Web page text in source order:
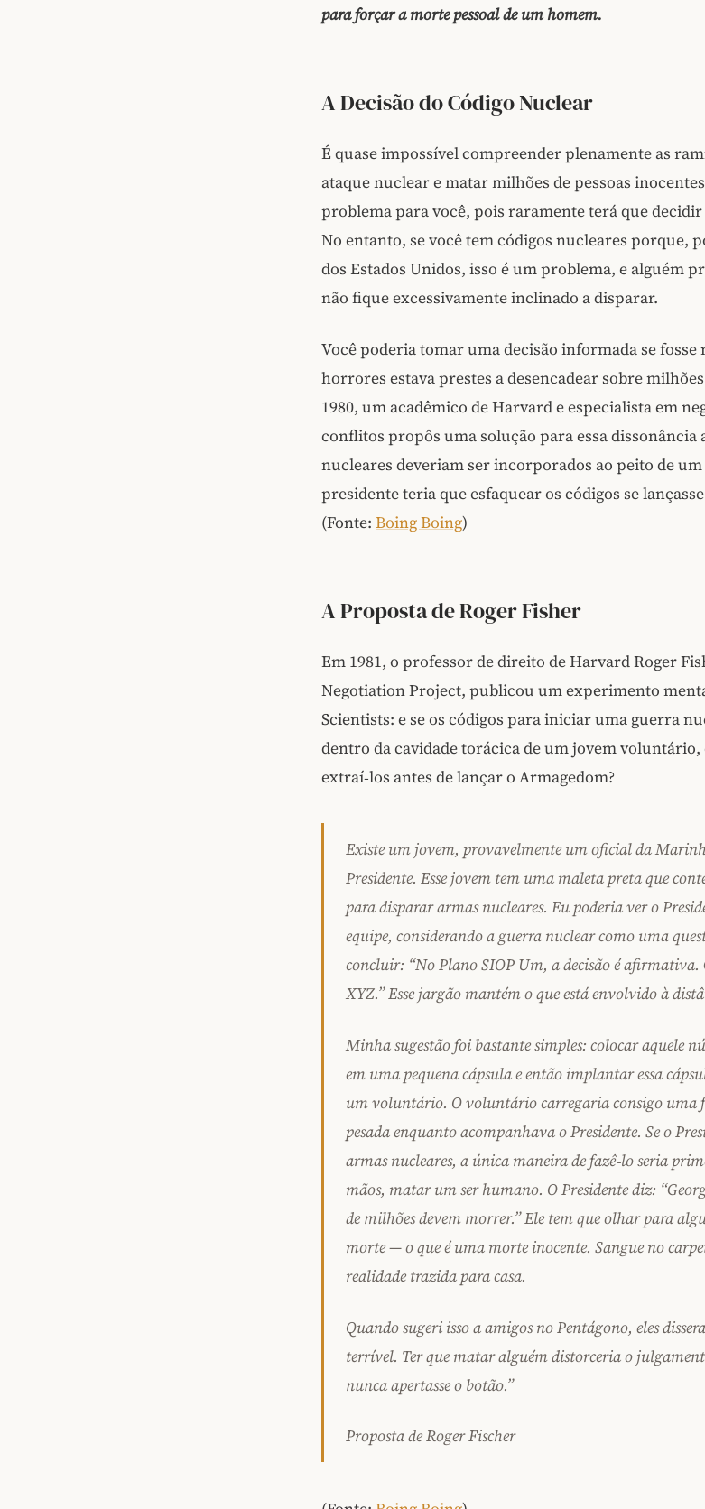
para forçar a morte pessoal de um homem.
A Decisão do Código Nuclear
É quase impossível compreender plenamente as
ataque nuclear e matar milhões de pessoas
problema para você, pois raramente terá que decidir
No entanto, se você tem códigos nucleares porque,
dos Estados Unidos, isso é um problema, e alguém
não fique excessivamente inclinado a disparar.
Você poderia tomar uma decisão informada se fosse
horrores estava prestes a desencadear sobre
1980, um acadêmico de Harvard e especialista em
conflitos propôs uma solução para essa dissonância
nucleares deveriam ser incorporados ao peito de
presidente teria que esfaquear os códigos se
(Fonte: Boing Boing)
A Proposta de Roger Fisher
Em 1981, o professor de direito de Harvard Roger
Negotiation Project, publicou um experimento
Scientists: e se os códigos para iniciar uma guerra
dentro da cavidade torácica de um jovem voluntário,
extraí‑los antes de lançar o Armagedom?
Existe um jovem, provavelmente um oficial da
Presidente. Esse jovem tem uma maleta preta que
para disparar armas nucleares. Eu poderia ver o
equipe, considerando a guerra nuclear como uma
concluir: “No Plano SIOP Um, a decisão é
XYZ.” Esse jargão mantém o que está envolvido à
Minha sugestão foi bastante simples: colocar aquele
em uma pequena cápsula e então implantar essa
um voluntário. O voluntário carregaria consigo uma
pesada enquanto acompanhava o Presidente. Se o
armas nucleares, a única maneira de fazê‑lo seria
mãos, matar um ser humano. O Presidente diz:
de milhões devem morrer.” Ele tem que olhar para
morte — o que é uma morte inocente. Sangue no
realidade trazida para casa.
Quando sugeri isso a amigos no Pentágono, eles
terrível. Ter que matar alguém distorceria o
nunca apertasse o botão.”
Proposta de Roger Fischer